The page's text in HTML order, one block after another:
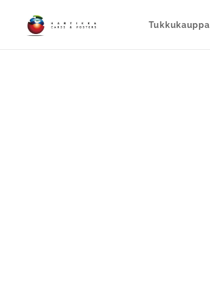
Tukkukauppa